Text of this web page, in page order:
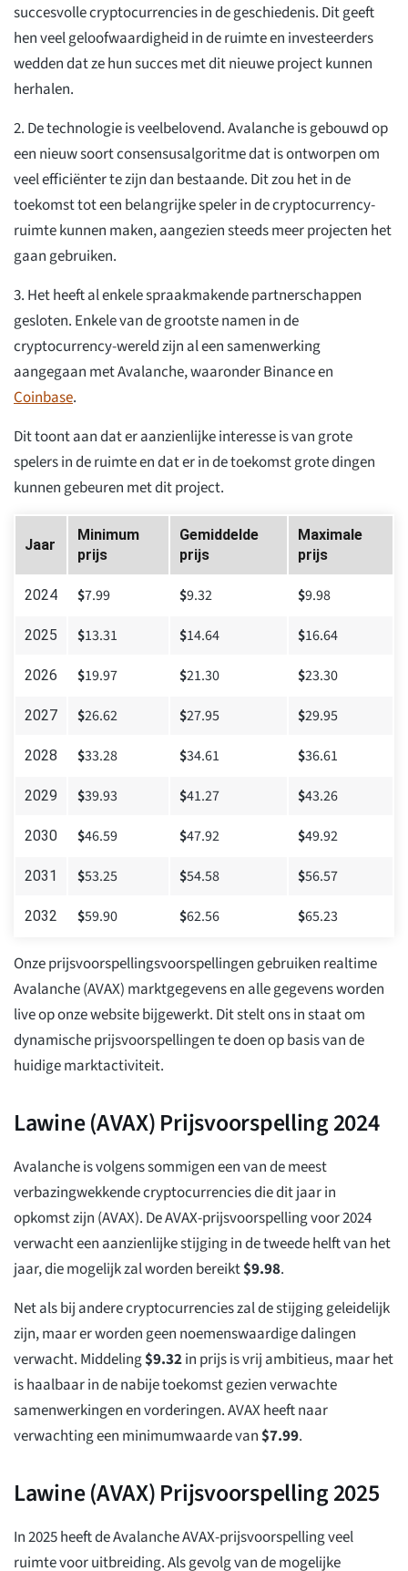
succesvolle cryptocurrencies in de geschiedenis. Dit geeft
hen veel geloofwaardigheid in de ruimte en investeerders
wedden dat ze hun succes met dit nieuwe project kunnen
herhalen.
2. De technologie is veelbelovend. Avalanche is gebouwd op
een nieuw soort consensusalgoritme dat is ontworpen om
veel efficiënter te zijn dan bestaande. Dit zou het in de
toekomst tot een belangrijke speler in de cryptocurrency-
ruimte kunnen maken, aangezien steeds meer projecten het
gaan gebruiken.
3. Het heeft al enkele spraakmakende partnerschappen
gesloten. Enkele van de grootste namen in de
cryptocurrency-wereld zijn al een samenwerking
aangegaan met Avalanche, waaronder Binance en
Coinbase.
Dit toont aan dat er aanzienlijke interesse is van grote
spelers in de ruimte en dat er in de toekomst grote dingen
kunnen gebeuren met dit project.
Jaar
Minimum
prijs
Gemiddelde
prijs
Maximale
prijs
2024 $7.99 $9.32 $9.98
2025 $13.31 $14.64 $16.64
2026 $19.97 $21.30 $23.30
2027 $26.62 $27.95 $29.95
2028 $33.28 $34.61 $36.61
2029 $39.93 $41.27 $43.26
2030 $46.59 $47.92 $49.92
2031 $53.25 $54.58 $56.57
2032 $59.90 $62.56 $65.23
Onze prijsvoorspellingsvoorspellingen gebruiken realtime
Avalanche (AVAX) marktgegevens en alle gegevens worden
live op onze website bijgewerkt. Dit stelt ons in staat om
dynamische prijsvoorspellingen te doen op basis van de
huidige marktactiviteit.
Lawine (AVAX) Prijsvoorspelling 2024
Avalanche is volgens sommigen een van de meest
verbazingwekkende cryptocurrencies die dit jaar in
opkomst zijn (AVAX). De AVAX-prijsvoorspelling voor 2024
verwacht een aanzienlijke stijging in de tweede helft van het
jaar, die mogelijk zal worden bereikt$9.98.
Net als bij andere cryptocurrencies zal de stijging geleidelijk
zijn, maar er worden geen noemenswaardige dalingen
verwacht. Middeling$9.32in prijs is vrij ambitieus, maar het
is haalbaar in de nabije toekomst gezien verwachte
samenwerkingen en vorderingen. AVAX heeft naar
verwachting een minimumwaarde van$7.99.
Lawine (AVAX) Prijsvoorspelling 2025
In 2025 heeft de Avalanche AVAX-prijsvoorspelling veel
ruimte voor uitbreiding. Als gevolg van de mogelijke